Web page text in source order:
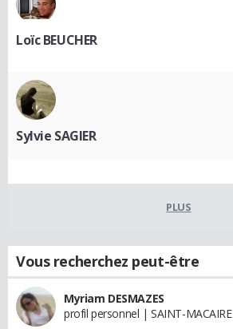
Loïc BEUCHER
Sylvie SAGIER
PLUS
Vous recherchez peut-être
Myriam DESMAZES
profil personnel | SAINT-MACAIRE